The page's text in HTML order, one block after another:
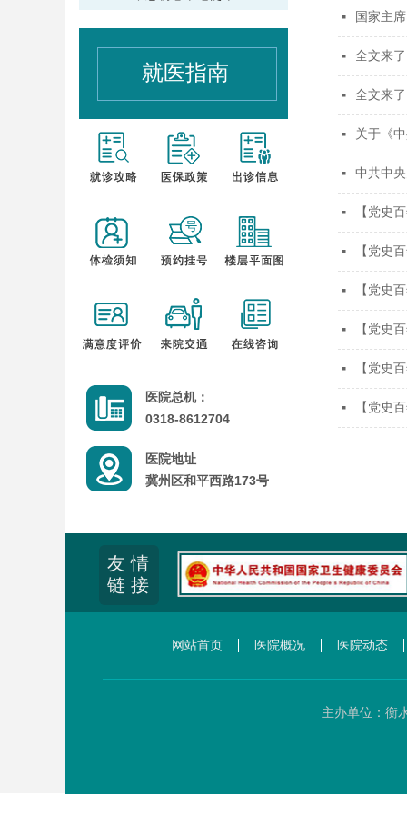
넷 国家主
넷 全文来
넷 全文来
넷 关于《
넷 中共中
넷 【党史
넷 【党史
넷 【党史
넷 【党史
넷 【党史
넷 【党史
医院总机：
0318-8612704
就医指南
医院地址
冀州区和平西路173号
友 情
链 接
网站首页 医院概况 医院动态
主办单位：衡